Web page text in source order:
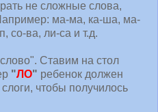
не сложные слова,
ма-ма, ка-ша, ма-
со-ва, ли-са и т.д.
Ставим на стол
"ЛО" ребенок должен
чтобы получилось